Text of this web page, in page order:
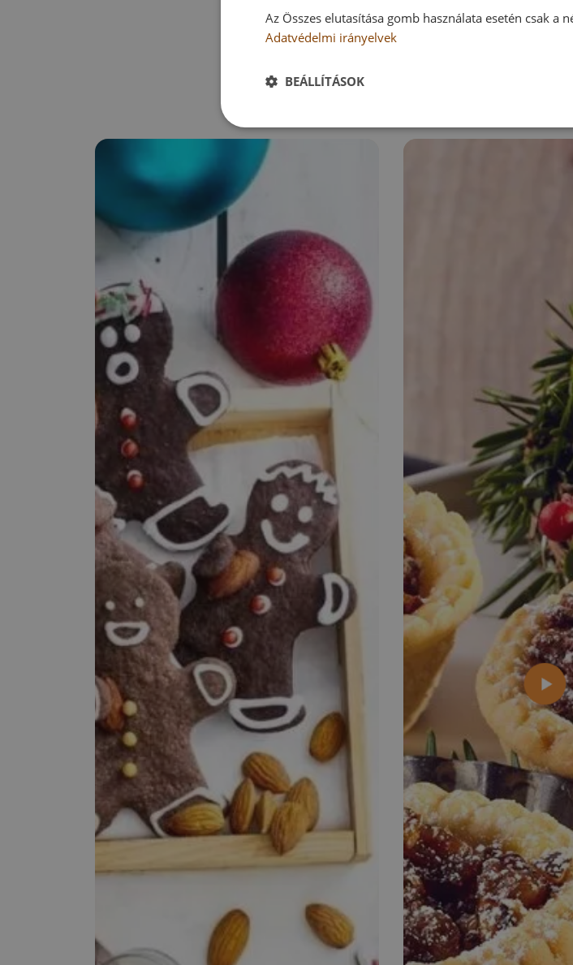
Az Összes elutasítása gomb használata esetén csak a
Adatvédelmi irányelvek
BEÁLLÍTÁSOK